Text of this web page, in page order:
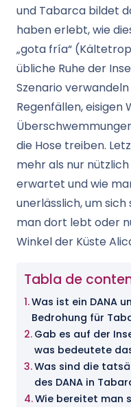
und Tabarca bildet
haben erlebt, wie
„gota fría“
übliche Ruhe der
Szenario
Regenfällen, eisigen
die Hose treiben.
mehr als nur nützlich
erwartet und wie
unerlässlich, um
man dort lebt oder
Winkel der Küste
Tabla de
Was ist ein DANA
Bedrohung für
Gab es auf der
was bedeutete
Was sind die
des DANA in
Wie bereitet man